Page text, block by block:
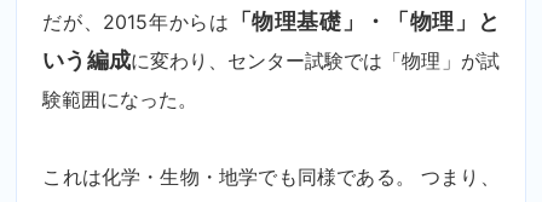
だが、2015年からは 「物理基礎」・「物理」と
いう編成に変わり、センター試験では「物理」が試
験範囲になった。
これは化学・生物・地学でも同様である。 つまり、